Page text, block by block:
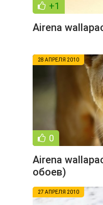
+1
Airena
28 АПРЕЛЯ 2010
0
Airena
обоев)
27 АПРЕЛЯ 2010